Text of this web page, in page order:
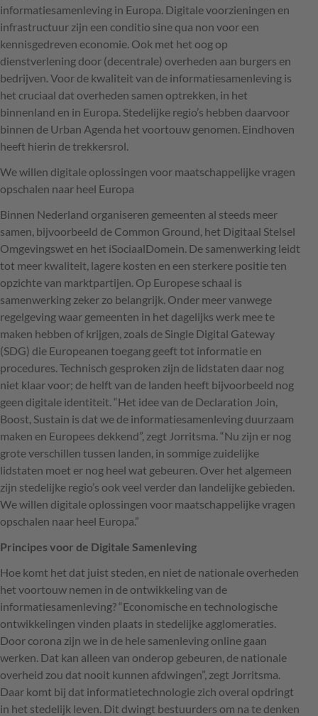
informatiesamenleving in Europa. Digitale voorzieningen en
infrastructuur zijn een conditio sine qua non voor een
kennisgedreven economie. Ook met het oog op
dienstverlening door (decentrale) overheden aan burgers en
bedrijven. Voor de kwaliteit van de informatiesamenleving is
het cruciaal dat overheden samen optrekken, in het
binnenland en in Europa. Stedelijke regio’s hebben daarvoor
binnen de Urban Agenda het voortouw genomen. Eindhoven
heeft hierin de trekkersrol.
We willen digitale oplossingen voor maatschappelijke vragen
opschalen naar heel Europa
Binnen Nederland organiseren gemeenten al steeds meer
samen, bijvoorbeeld de Common Ground, het Digitaal Stelsel
Omgevingswet en het iSociaalDomein. De samenwerking leidt
tot meer kwaliteit, lagere kosten en een sterkere positie ten
opzichte van marktpartijen. Op Europese schaal is
samenwerking zeker zo belangrijk. Onder meer vanwege
regelgeving waar gemeenten in het dagelijks werk mee te
maken hebben of krijgen, zoals de Single Digital Gateway
(SDG) die Europeanen toegang geeft tot informatie en
procedures. Technisch gesproken zijn de lidstaten daar nog
niet klaar voor; de helft van de landen heeft bijvoorbeeld nog
geen digitale identiteit. “Het idee van de Declaration Join,
Boost, Sustain is dat we de informatiesamenleving duurzaam
maken en Europees dekkend”, zegt Jorritsma. “Nu zijn er nog
grote verschillen tussen landen, in sommige zuidelijke
lidstaten moet er nog heel wat gebeuren. Over het algemeen
zijn stedelijke regio’s ook veel verder dan landelijke gebieden.
We willen digitale oplossingen voor maatschappelijke vragen
opschalen naar heel Europa.”
Principes voor de Digitale Samenleving
Hoe komt het dat juist steden, en niet de nationale overheden
het voortouw nemen in de ontwikkeling van de
informatiesamenleving? “Economische en technologische
ontwikkelingen vinden plaats in stedelijke agglomeraties.
Door corona zijn we in de hele samenleving online gaan
werken. Dat kan alleen van onderop gebeuren, de nationale
overheid zou dat nooit kunnen afdwingen”, zegt Jorritsma.
Daar komt bij dat informatietechnologie zich overal opdringt
in het stedelijk leven. Dit dwingt bestuurders om na te denken